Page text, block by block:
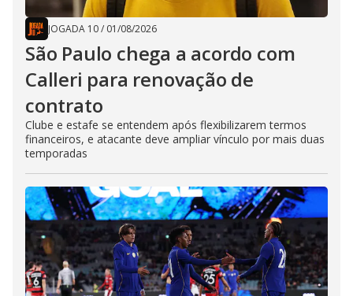
JOGADA 10/ 01/08/2026
São Paulo chega a acordo com
Calleri para renovação de
contrato
Clube e estafe se entendem após flexibilizarem termos
financeiros, e atacante deve ampliar vínculo por mais duas
temporadas